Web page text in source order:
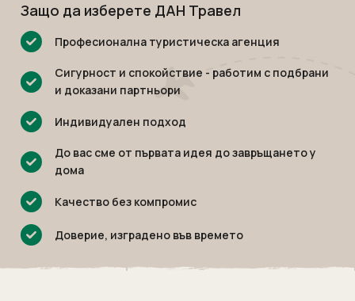
Защо да изберете ДАН Травел
Професионална туристическа агенция
Сигурност и спокойствие - работим с подбрани
и доказани партньори
Индивидуален подход
До вас сме от първата идея до завръщането у
дома
Качество без компромис
Доверие, изградено във времето